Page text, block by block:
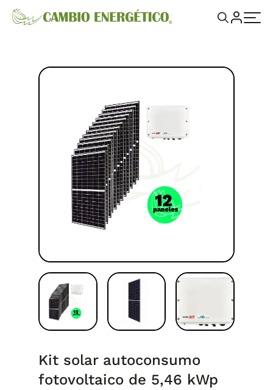
Kit solar autoconsumo
fotovoltaico de 5,46 kWp